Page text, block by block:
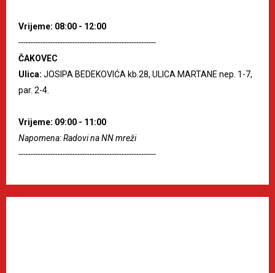
Vrijeme: 08:00 - 12:00
--------------------------------------------------------
ČAKOVEC
Ulica: JOSIPA BEDEKOVIĆA kb.28, ULICA MARTANE nep. 1-7,
par. 2-4.
Vrijeme: 09:00 - 11:00
Napomena: Radovi na NN mreži
--------------------------------------------------------